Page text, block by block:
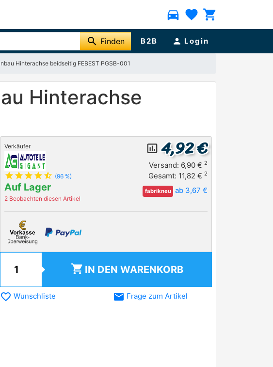
directions_car favorite shopping_cart
search Finden B2B person Login
Hinterachse beidseitig FEBEST PGSB-001
Hinterachse
Verkäufer
star star star star star_half (96 %)
Auf Lager
2 Beobachten diesen Artikel
insert_chart_outlined 4,92 €
Versand: 6,90 € 2
Gesamt: 11,82 € 2
fabrikneu ab 3,67 €
shopping_cart IN DEN WARENKORB
favorite_border Wunschliste email Frage zum Artikel